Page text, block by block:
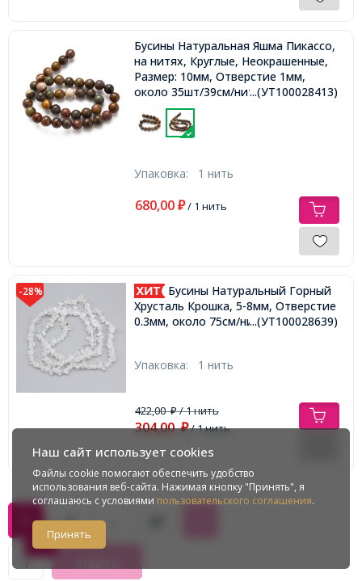
Бусины Натуральная Яшма Пикассо,
на нитях, Круглые, Неокрашенные,
Размер: 10мм, Отверстие 1мм,
около 35шт/39см/нить,...(УТ100028413)
Упаковка: 1 нить
680,00 ₽/ 1 нить
-28%
Бусины Натуральный Горный
Хрусталь Крошка, 5-8мм, Отверстие
0.3мм, около 75см/нить,...(УТ100028639)
Упаковка: 1 нить
422,00₽/ 1 нить
304,00 ₽/ 1 нить
2
Наш сайт использует cookies
Файлы cookie помогают обеспечить удобство
использования веб-сайта. Нажимая кнопку "Принять", я
соглашаюсь с условиями пользовательского соглашения.
Принять